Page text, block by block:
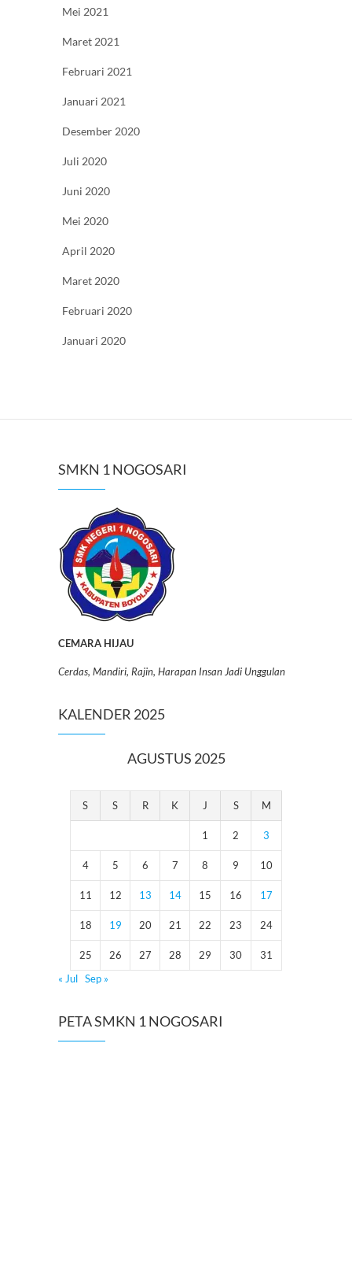
Mei 2021
Maret 2021
Februari 2021
Januari 2021
Desember 2020
Juli 2020
Juni 2020
Mei 2020
April 2020
Maret 2020
Februari 2020
Januari 2020
SMKN 1 NOGOSARI
CEMARA HIJAU
Cerdas, Mandiri, Rajin, Harapan Insan Jadi Unggulan
KALENDER 2025
AGUSTUS 2025
S S R K J S M
1 2 3
4 5 6 7 8 9 10
11 12 13 14 15 16 17
18 19 20 21 22 23 24
25 26 27 28 29 30
31
« Jul Sep »
PETA SMKN 1 NOGOSARI